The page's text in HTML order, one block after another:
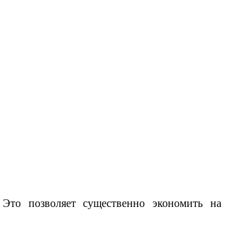
позволяет существенно экономить на